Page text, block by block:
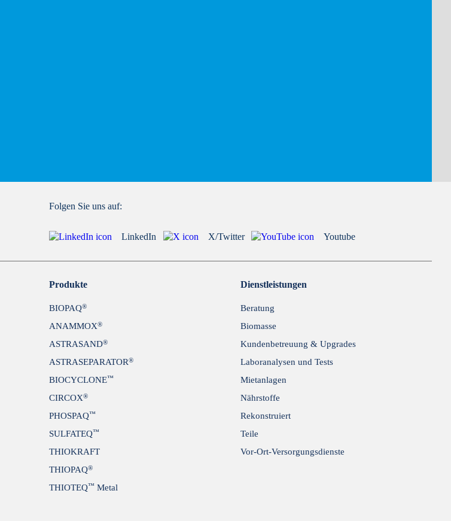
Folgen Sie uns auf:
LinkedIn X/Twitter Youtube
Produkte
BIOPAQ®
ANAMMOX®
ASTRASAND®
ASTRASEPARATOR®
BIOCYCLONE™
CIRCOX®
PHOSPAQ™
SULFATEQ™
THIOKRAFT
THIOPAQ®
THIOTEQ™ Metal
Dienstleistungen
Beratung
Biomasse
Kundenbetreuung & Upgrades
Laboranalysen und Tests
Mietanlagen
Nährstoffe
Rekonstruiert
Teile
Vor-Ort-Versorgungsdienste